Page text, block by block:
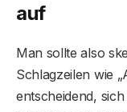
auf
Man sollte also
Schlagzeilen wie
entscheidend,